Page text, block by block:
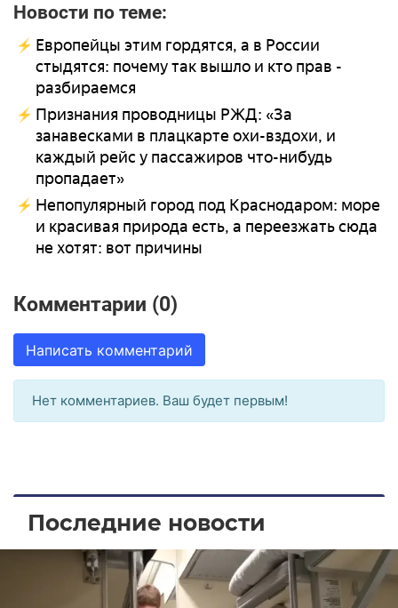
Новости по теме:
Европейцы этим гордятся, а в России
стыдятся: почему так вышло и кто прав -
разбираемся
Признания проводницы РЖД: «За
занавесками в плацкарте охи-вздохи, и
каждый рейс у пассажиров что-нибудь
пропадает»
Непопулярный город под Краснодаром: море
и красивая природа есть, а переезжать сюда
не хотят: вот причины
Комментарии (0)
Написать комментарий
Нет комментариев. Ваш будет первым!
Последние новости